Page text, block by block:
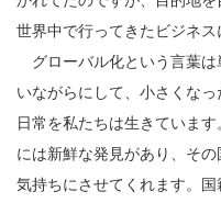
世界中で行ってきたビジネス
グローバル化という言葉
いながらにして、小さくな
日常を私たちは生きていま
には新鮮な発見があり、そ
気持ちにさせてくれます。